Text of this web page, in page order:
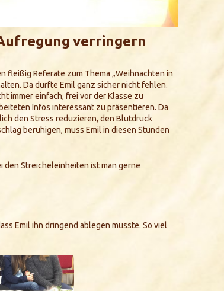
verringern
fleißig Referate zum Thema „Weihnachten in
Da durfte Emil ganz sicher nicht fehlen.
immer einfach, frei vor der Klasse zu
Infos interessant zu präsentieren. Da
den Stress reduzieren, den Blutdruck
beruhigen, muss Emil in diesen Stunden
den Streicheleinheiten ist man gerne
Emil ihn dringend ablegen musste. So viel